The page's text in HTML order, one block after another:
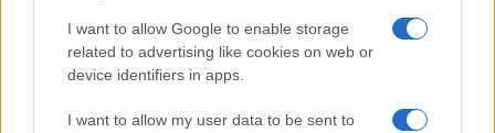
I want to allow Google to enable storage
related to advertising like cookies on web or
device identifiers in apps.
I want to allow my user data to be sent to
Continua a leggere
FUORI PORTA